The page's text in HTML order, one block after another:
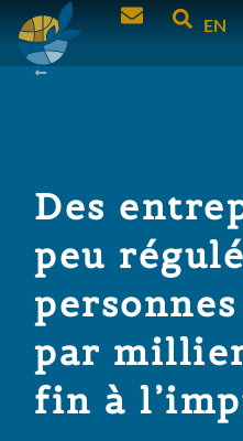
EN
Des
peu
par
fin à